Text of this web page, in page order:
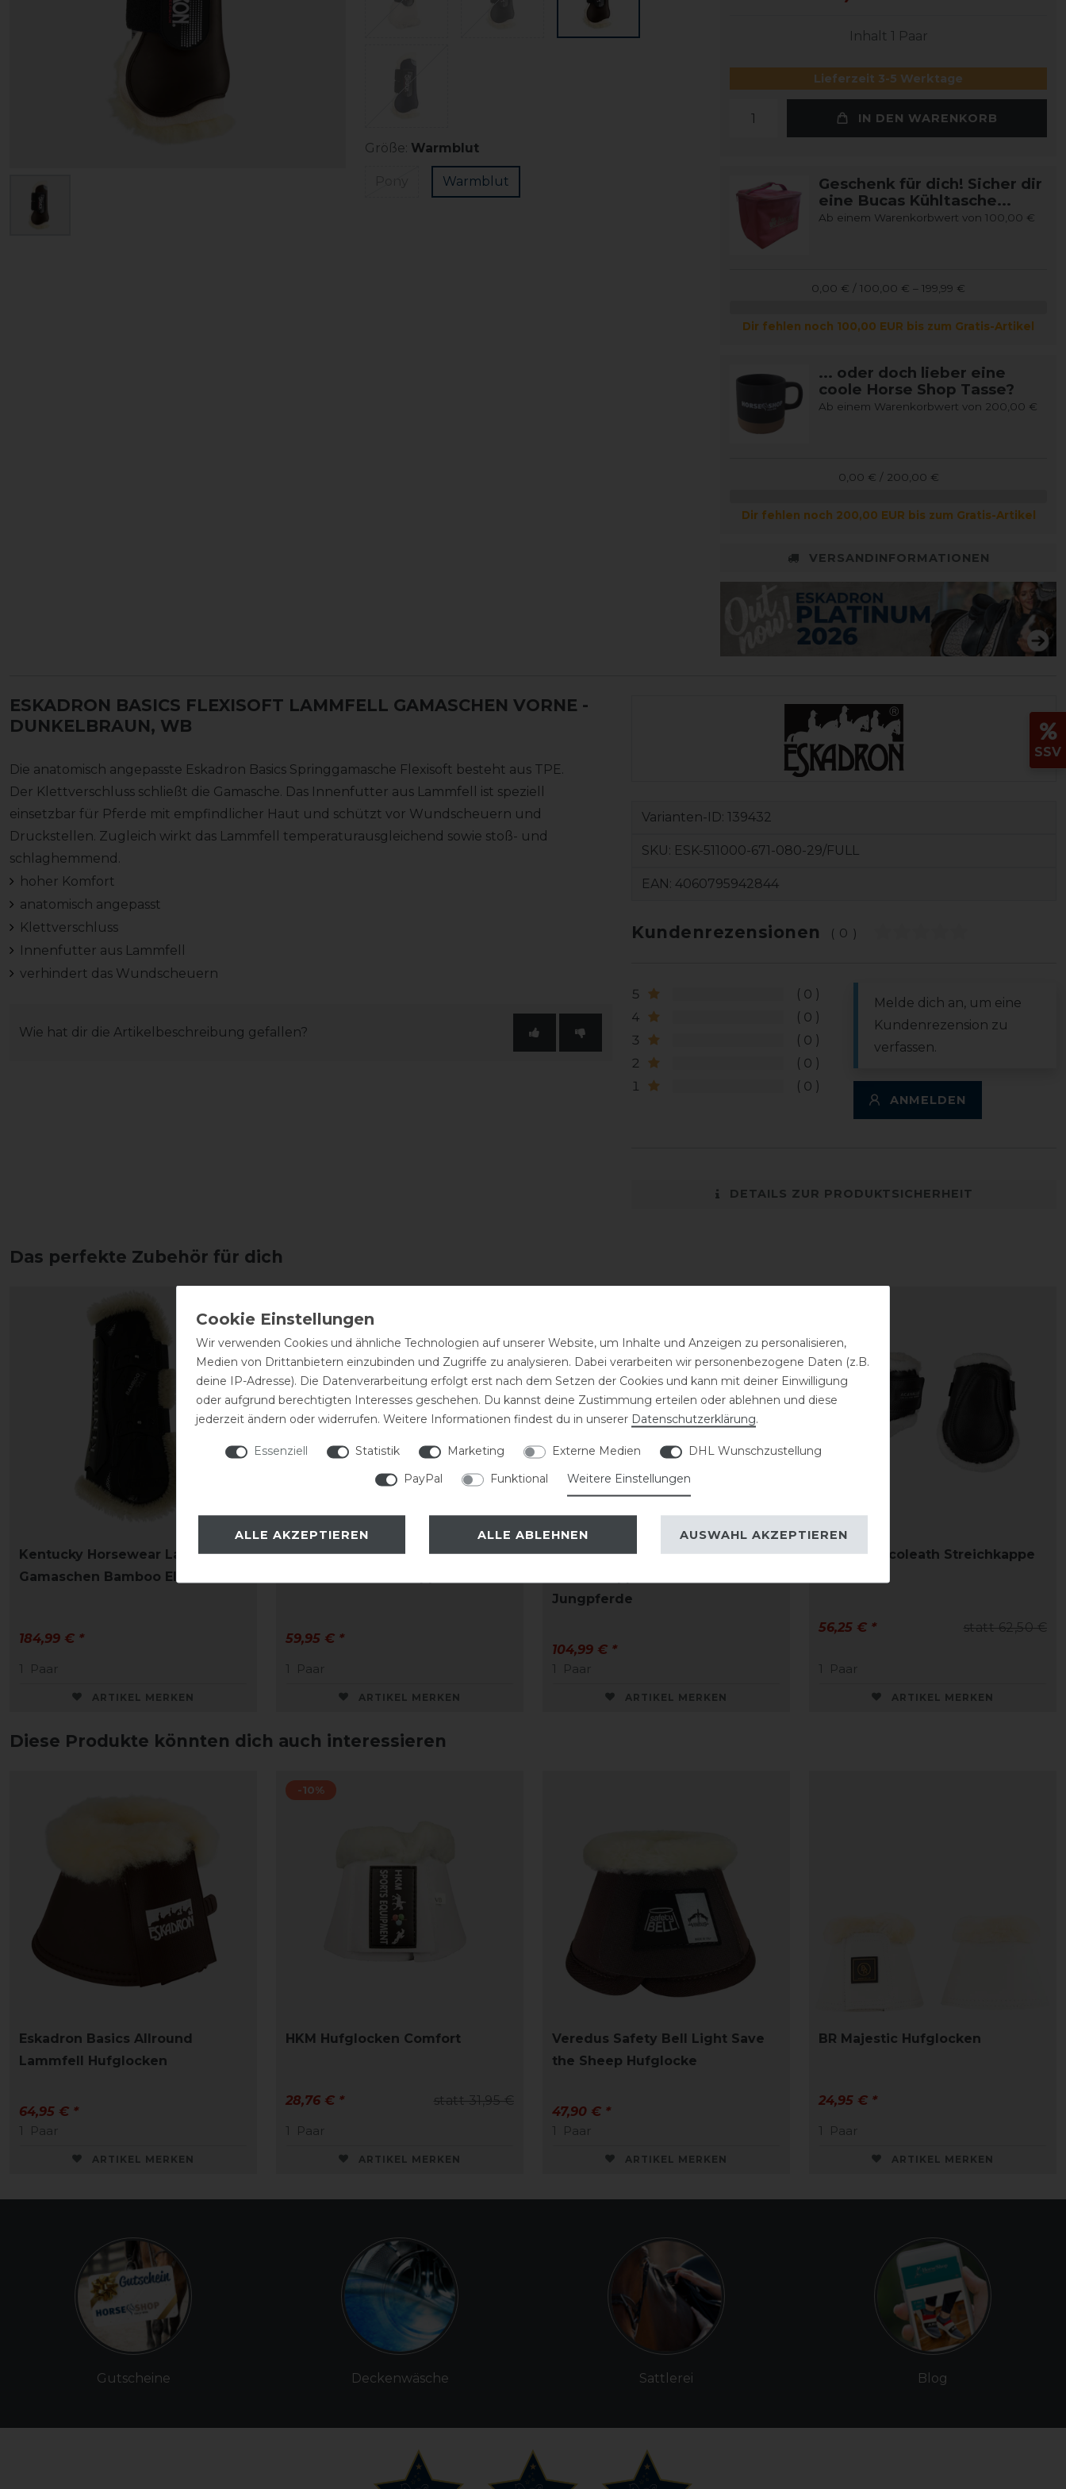
Größe: Warmblut
Warmblut
Inhalt 1 Paar
Lieferzeit 3-5 Werktage
IN DEN WARENKORB
Geschenk für dich! Sicher dir
eine Bucas Kühltasche...
Ab einem Warenkorbwert von 100,00 €
0,00 € / 100,00 € – 199,99 €
Dir fehlen noch 100,00 EUR bis zum Gratis-Artikel
... oder doch lieber eine
coole Horse Shop Tasse?
Ab einem Warenkorbwert von 200,00 €
0,00 € / 200,00 €
Dir fehlen noch 200,00 EUR bis zum Gratis-Artikel
VERSANDINFORMATIONEN
ESKADRON BASICS FLEXISOFT LAMMFELL GAMASCHEN VORNE -
DUNKELBRAUN, WB
Die anatomisch angepasste Eskadron Basics Springgamasche Flexisoft besteht aus TPE.
Der Klettverschluss schließt die Gamasche. Das Innenfutter aus Lammfell ist speziell
einsetzbar für Pferde mit empfindlicher Haut und schützt vor Wundscheuern und
Druckstellen. Zugleich wirkt das Lammfell temperaturausgleichend sowie stoß- und
schlaghemmend.
hoher Komfort
anatomisch angepasst
Klettverschluss
Innenfutter aus Lammfell
verhindert das Wundscheuern
Wie hat dir die Artikelbeschreibung gefallen?
Varianten-ID: 139432
SKU: ESK-511000-671-080-29/FULL
EAN: 4060795942844
Kundenrezensionen (0)
5
0
4
0
3
0
2
0
1
0
Melde dich an, um eine
Kundenrezension zu
verfassen.
ANMELDEN
DETAILS ZUR PRODUKTSICHERHEIT
Das perfekte Zubehör für dich
Kentucky Horsewear Lammfell
Gamaschen Bamboo Elastik
184,99 € *
1
Paar
ARTIKEL MERKEN
Eskadron Basics Protection
59,95 € *
1
Paar
ARTIKEL MERKEN
Kentucky Horsewear Lammfell
Jungpferde
104,99 € *
1
Paar
ARTIKEL MERKEN
Acavallo Ecoleath Streichkappe
statt 62,50 €
56,25 € *
1 Paar
ARTIKEL MERKEN
Diese Produkte könnten dich auch interessieren
Eskadron Basics Allround
Lammfell Hufglocken
64,95 € *
1
Paar
ARTIKEL MERKEN
-10%
HKM Hufglocken Comfort
statt 31,95 €
28,76 € *
1
Paar
ARTIKEL MERKEN
Veredus Safety Bell Light Save
the Sheep Hufglocke
47,90 € *
1
Paar
ARTIKEL MERKEN
BR Majestic Hufglocken
24,95 € *
1
Paar
ARTIKEL MERKEN
Gutscheine Deckenwäsche Sattlerei Blog
SSV
Wir verwenden Cookies und ähnliche Technologien auf unserer Website, um Inhalte und Anzeigen zu personalisieren,
Medien von Drittanbietern einzubinden und Zugriffe zu analysieren. Dabei verarbeiten wir personenbezogene Daten (z.B.
deine IP-Adresse). Die Datenverarbeitung erfolgt erst nach dem Setzen der Cookies und kann mit deiner Einwilligung
oder aufgrund berechtigten Interesses geschehen. Du kannst deine Zustimmung erteilen oder ablehnen und diese
jederzeit ändern oder widerrufen. Weitere Informationen findest du in unserer Daten­schutz­erklärung.
Essenziell Statistik Marketing Externe Medien
DHL Wunschzustellung
PayPal
Funktional Weitere Einstellungen
ALLE AKZEPTIEREN ALLE ABLEHNEN AUSWAHL AKZEPTIEREN